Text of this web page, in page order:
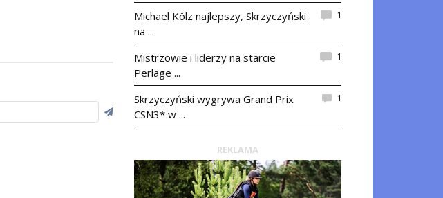
Michael Kölz najlepszy, Skrzyczyński
na ...
1
Mistrzowie i liderzy na starcie
Perlage ...
1
Skrzyczyński wygrywa Grand Prix
CSN3* w ...
1
REKLAMA